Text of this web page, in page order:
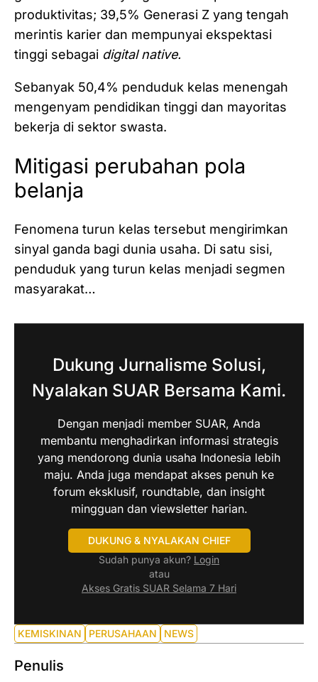
produktivitas; 39,5% Generasi Z yang tengah
merintis karier dan mempunyai ekspektasi
tinggi sebagai digital native.
Sebanyak 50,4% penduduk kelas menengah
mengenyam pendidikan tinggi dan mayoritas
bekerja di sektor swasta.
Mitigasi perubahan pola
belanja
Fenomena turun kelas tersebut mengirimkan
sinyal ganda bagi dunia usaha. Di satu sisi,
penduduk yang turun kelas menjadi segmen
masyarakat…
Dukung Jurnalisme Solusi,
Nyalakan SUAR Bersama Kami.
Dengan menjadi member SUAR, Anda
membantu menghadirkan informasi strategis
yang mendorong dunia usaha Indonesia lebih
maju. Anda juga mendapat akses penuh ke
forum eksklusif, roundtable, dan insight
mingguan dan viewsletter harian.
DUKUNG & NYALAKAN CHIEF
Sudah punya akun? Login
atau
Akses Gratis SUAR Selama 7 Hari
KEMISKINAN PERUSAHAAN NEWS
Penulis